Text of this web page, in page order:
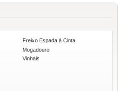
Freixo Espada à Cinta
Mogadouro
Vinhais